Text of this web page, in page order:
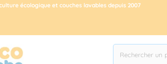
écologique et couches lavables depuis 2007